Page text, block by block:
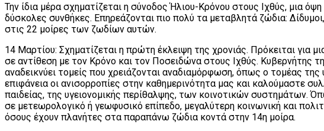
Την ίδια μέρα σχηματίζεται η σύνοδος Ήλιου-Κρόνου στους Ιχθύς, μια
δύσκολες συνθήκες. Επηρεάζονται πιο πολύ τα μεταβλητά ζώδια:
στις 22 μοίρες των ζωδίων αυτών.
14 Μαρτίου: Σχηματίζεται η πρώτη έκλειψη της χρονιάς. Πρόκειται για
σε αντίθεση με τον Κρόνο και τον Ποσειδώνα στους Ιχθύς. Κυβερνήτης
αναδεικνύει τομείς που χρειάζονται αναδιαμόρφωση, όπως ο τομέας
επιφάνεια οι ανισορροπίες στην καθημερινότητα μας και καλούμαστε
παιδείας, της υγειονομικής περίθαλψης, των κοινοτικών συστημάτων.
σε μετεωρολογικό ή γεωφυσικό επίπεδο, μεγαλύτερη κοινωνική και
όσους έχουν πλανήτες στα παραπάνω ζώδια κοντά στην 14η μοίρα.